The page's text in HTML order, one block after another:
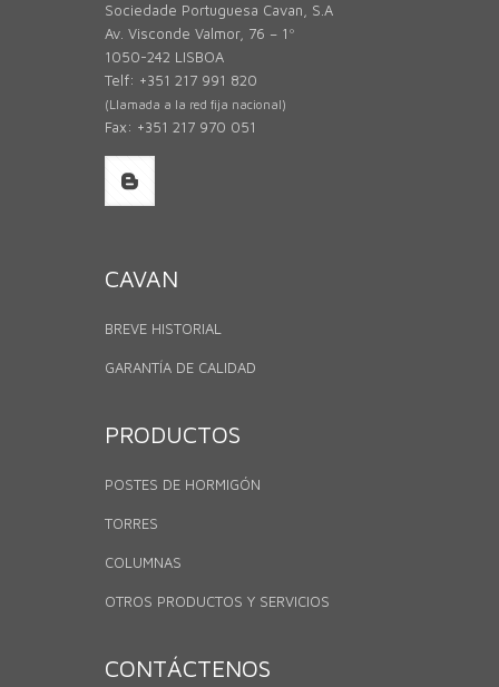
Sociedade Portuguesa Cavan, S.A
Av. Visconde Valmor, 76 – 1º
1050-242 LISBOA
Telf: +351 217 991 820
(Llamada a la red fija nacional)
Fax: +351 217 970 051
CAVAN
BREVE HISTORIAL
GARANTÍA DE CALIDAD
PRODUCTOS
POSTES DE HORMIGÓN
TORRES
COLUMNAS
OTROS PRODUCTOS Y SERVICIOS
CONTÁCTENOS